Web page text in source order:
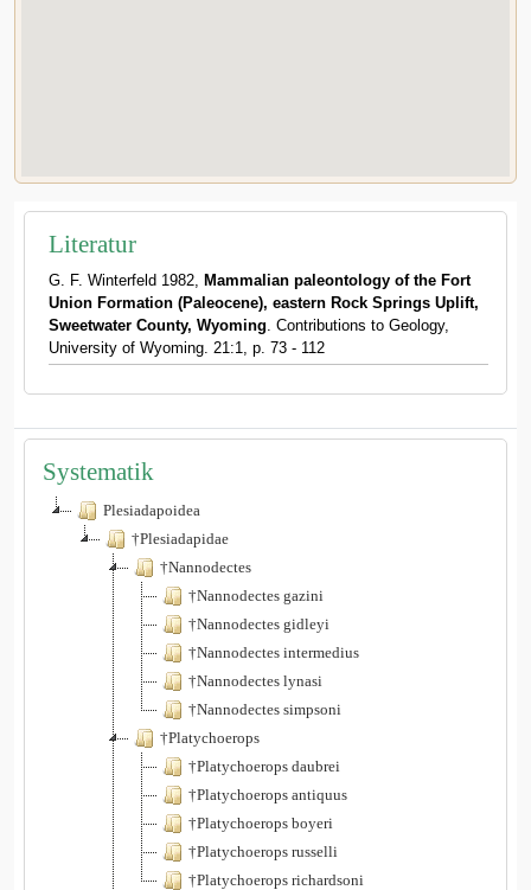
Literatur
G. F. Winterfeld 1982, Mammalian paleontology of the Fort
Union Formation (Paleocene), eastern Rock Springs Uplift,
Sweetwater County, Wyoming. Contributions to Geology,
University of Wyoming. 21:1, p. 73 - 112
Systematik
Plesiadapoidea
†Plesiadapidae
†Nannodectes
†Nannodectes gazini
†Nannodectes gidleyi
†Nannodectes intermedius
†Nannodectes lynasi
†Nannodectes simpsoni
†Platychoerops
†Platychoerops daubrei
†Platychoerops antiquus
†Platychoerops boyeri
†Platychoerops russelli
†Platychoerops richardsoni